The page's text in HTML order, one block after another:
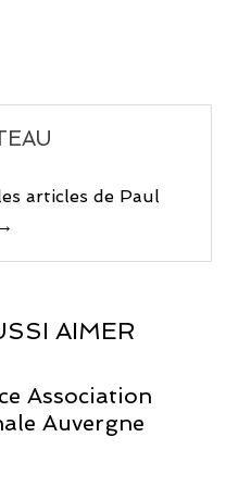
articles de Paul
AIMER
Association
Auvergne